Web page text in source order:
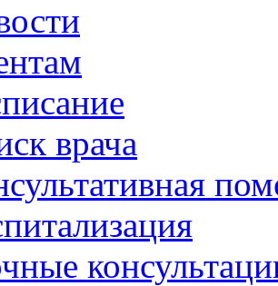
врача